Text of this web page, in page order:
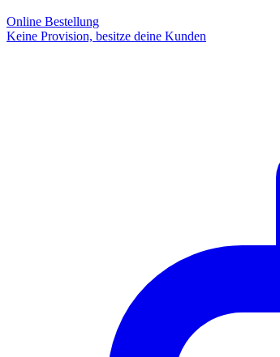
Online Bestellung
Keine Provision, besitze deine Kunden